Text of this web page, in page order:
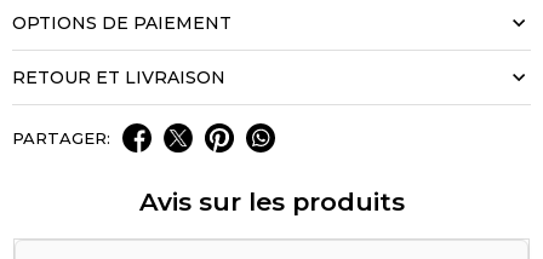
OPTIONS DE PAIEMENT
RETOUR ET LIVRAISON
PARTAGER:
Avis sur les produits